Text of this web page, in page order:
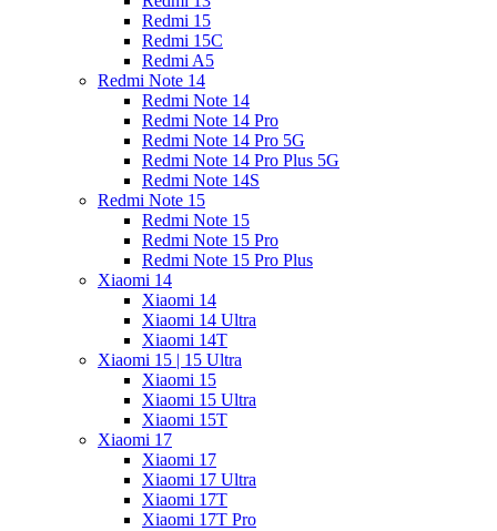
Redmi 15
Redmi 15C
Redmi A5
Redmi Note 14
Redmi Note 14
Redmi Note 14 Pro
Redmi Note 14 Pro 5G
Redmi Note 14 Pro Plus 5G
Redmi Note 14S
Redmi Note 15
Redmi Note 15
Redmi Note 15 Pro
Redmi Note 15 Pro Plus
Xiaomi 14
Xiaomi 14
Xiaomi 14 Ultra
Xiaomi 14T
Xiaomi 15 | 15 Ultra
Xiaomi 15
Xiaomi 15 Ultra
Xiaomi 15T
Xiaomi 17
Xiaomi 17
Xiaomi 17 Ultra
Xiaomi 17T
Xiaomi 17T Pro